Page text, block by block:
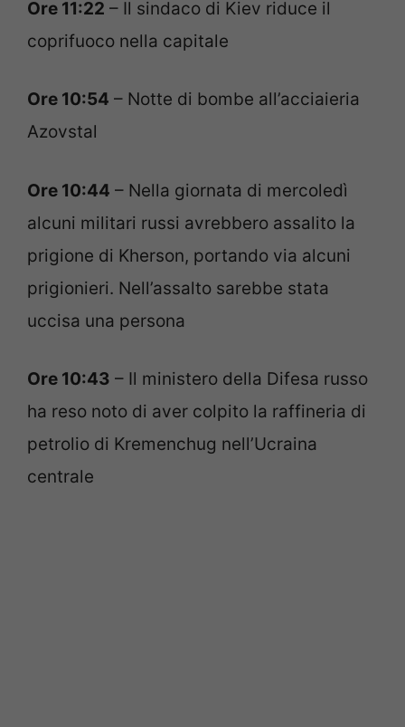
Ore 11:22 – Il sindaco di Kiev riduce il
coprifuoco nella capitale
Ore 10:54 – Notte di bombe all’acciaieria
Azovstal
Ore 10:44 – Nella giornata di mercoledì
alcuni militari russi avrebbero assalito la
prigione di Kherson, portando via alcuni
prigionieri. Nell’assalto sarebbe stata
uccisa una persona
Ore 10:43 – Il ministero della Difesa russo
ha reso noto di aver colpito la raffineria di
petrolio di Kremenchug nell’Ucraina
centrale